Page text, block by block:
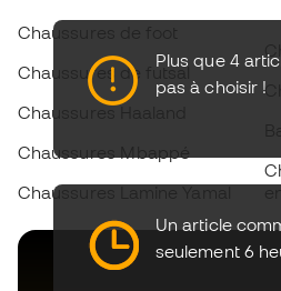
Plus que 4
pas à choisir !
Un article
seulement 6
Chaussures de foot
Chaussures de futsal
Chaussures Haaland
Chaussures Mbappé
Chaussures Lamine Yamal